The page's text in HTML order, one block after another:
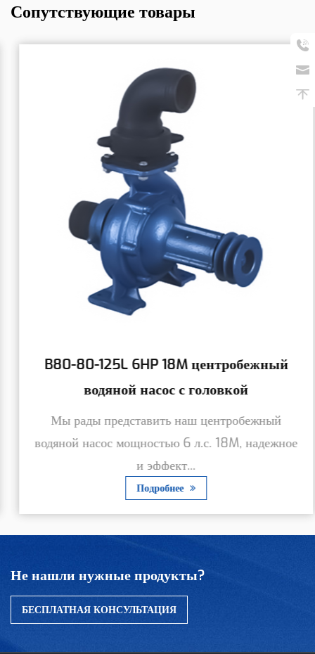
Сопутствующие товары
B80-80-125L 6HP 18M центробежный
водяной насос с головкой
Мы рады представить наш центробежный
водяной насос мощностью 6 л.с. 18M, надежное
и эффект...
Подробнее
Не нашли нужные продукты?
БЕСПЛАТНАЯ КОНСУЛЬТАЦИЯ